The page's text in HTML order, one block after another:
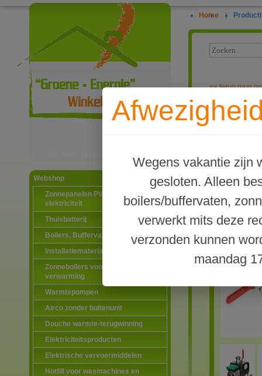
Webshop
Zonnepanelen PV-systemen
elektriciteit
Thuisbatterij
Boilers, Buffervaten en toebehoren
Installatiematerialen
Zonneboilers voor warmtapwater en
verwarming
Warmtepompen
Airco zonder buitenunit
Douche warmte-terugwinning
Elektriciteitsproducten
Elektrische vervoermiddelen
Hotfill voor wasmachines en
Home |
Wegens vakantie zijn
gesloten. Alleen
boilers/buffervaten,
verwerkt mits deze
verzonden kunnen
maandag
<<terug naar
Laddomat